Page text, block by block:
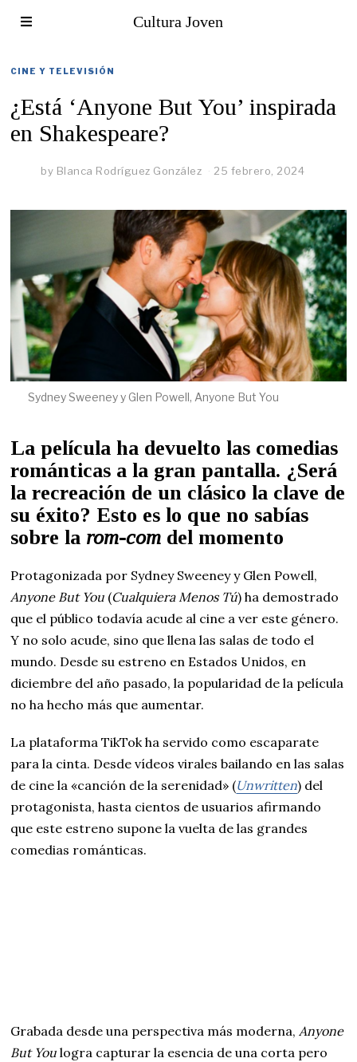
Cultura Joven
CINE Y TELEVISIÓN
¿Está ‘Anyone But You’ inspirada
en Shakespeare?
by Blanca Rodríguez González 25 febrero, 2024
Sydney Sweeney y Glen Powell, Anyone But You
La película ha devuelto las comedias
románticas a la gran pantalla. ¿Será
la recreación de un clásico la clave de
su éxito? Esto es lo que no sabías
sobre la rom-com del momento
Protagonizada por Sydney Sweeney y Glen Powell,
Anyone But You (Cualquiera Menos Tú) ha demostrado
que el público todavía acude al cine a ver este género.
Y no solo acude, sino que llena las salas de todo el
mundo. Desde su estreno en Estados Unidos, en
diciembre del año pasado, la popularidad de la película
no ha hecho más que aumentar.
La plataforma TikTok ha servido como escaparate
para la cinta. Desde vídeos virales bailando en las salas
de cine la «canción de la serenidad» (Unwritten) del
protagonista, hasta cientos de usuarios afirmando
que este estreno supone la vuelta de las grandes
comedias románticas.
Grabada desde una perspectiva más moderna,Anyone
But You logra capturar la esencia de una corta pero